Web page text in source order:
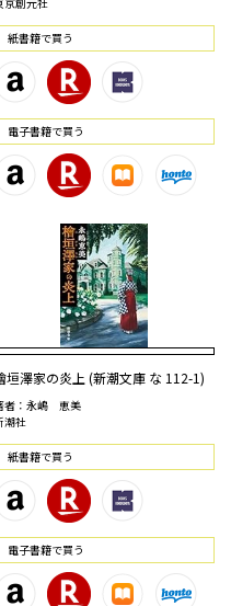
紙書籍で買う
電⼦書籍で買う
垣澤家の炎上 (新潮文庫 な 112-1)
者：永嶋 恵美
潮社
紙書籍で買う
電⼦書籍で買う